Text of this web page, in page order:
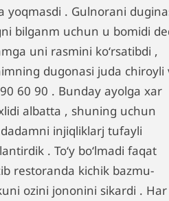
yoqmasdi . Gulnorani
bilganm uchun u bomidi
uni rasmini koʻrsatibdi ,
dugonasi juda chiroyli
60 90 . Bunday ayolga xar
albatta , shuning uchun
injiqliklarj tufayli
. Toʻy boʻlmadi faqat
restoranda kichik bazmu-
ozini jononini sikardi .